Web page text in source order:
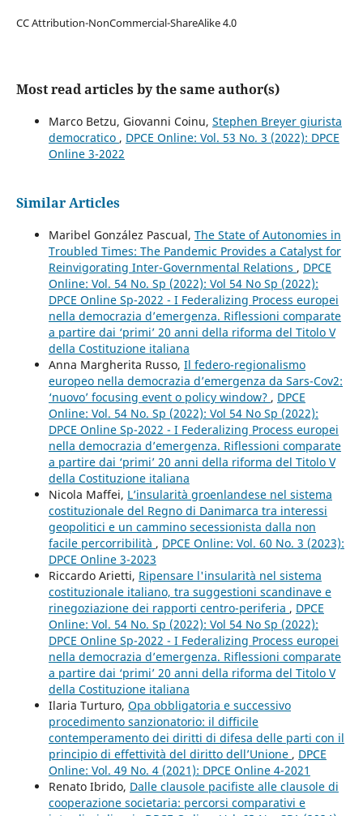
CC Attribution-NonCommercial-ShareAlike 4.0
Most read articles by the same author(s)
Marco Betzu, Giovanni Coinu, Stephen Breyer giurista
democratico , DPCE Online: Vol. 53 No. 3 (2022): DPCE
Online 3-2022
Similar Articles
Maribel González Pascual, The State of Autonomies in
Troubled Times: The Pandemic Provides a Catalyst for
Reinvigorating Inter-Governmental Relations , DPCE
Online: Vol. 54 No. Sp (2022): Vol 54 No Sp (2022):
DPCE Online Sp-2022 - I Federalizing Process europei
nella democrazia d’emergenza. Riflessioni comparate
a partire dai ‘primi’ 20 anni della riforma del Titolo V
della Costituzione italiana
Anna Margherita Russo, Il federo-regionalismo
europeo nella democrazia d’emergenza da Sars-Cov2:
‘nuovo’ focusing event o policy window? , DPCE
Online: Vol. 54 No. Sp (2022): Vol 54 No Sp (2022):
DPCE Online Sp-2022 - I Federalizing Process europei
nella democrazia d’emergenza. Riflessioni comparate
a partire dai ‘primi’ 20 anni della riforma del Titolo V
della Costituzione italiana
Nicola Maffei, L’insularità groenlandese nel sistema
costituzionale del Regno di Danimarca tra interessi
geopolitici e un cammino secessionista dalla non
facile percorribilità , DPCE Online: Vol. 60 No. 3 (2023):
DPCE Online 3-2023
Riccardo Arietti, Ripensare l'insularità nel sistema
costituzionale italiano, tra suggestioni scandinave e
rinegoziazione dei rapporti centro-periferia , DPCE
Online: Vol. 54 No. Sp (2022): Vol 54 No Sp (2022):
DPCE Online Sp-2022 - I Federalizing Process europei
nella democrazia d’emergenza. Riflessioni comparate
a partire dai ‘primi’ 20 anni della riforma del Titolo V
della Costituzione italiana
Ilaria Turturo, Opa obbligatoria e successivo
procedimento sanzionatorio: il difficile
contemperamento dei diritti di difesa delle parti con il
principio di effettività del diritto dell’Unione , DPCE
Online: Vol. 49 No. 4 (2021): DPCE Online 4-2021
Renato Ibrido, Dalle clausole pacifiste alle clausole di
cooperazione societaria: percorsi comparativi e